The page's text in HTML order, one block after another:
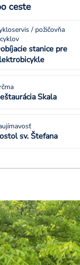
ceste
/ požičovňa
stanice pre
Skala
sv. Štefana